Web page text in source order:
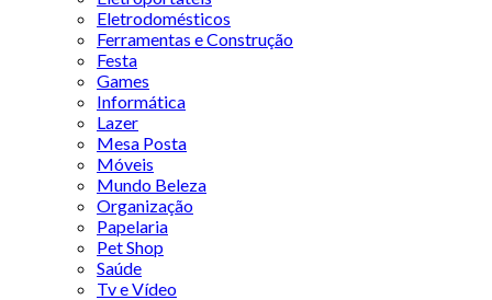
Eletrodomésticos
Ferramentas e Construção
Festa
Games
Informática
Lazer
Mesa Posta
Móveis
Mundo Beleza
Organização
Papelaria
Pet Shop
Saúde
Tv e Vídeo